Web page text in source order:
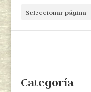
Seleccionar página
Categoría